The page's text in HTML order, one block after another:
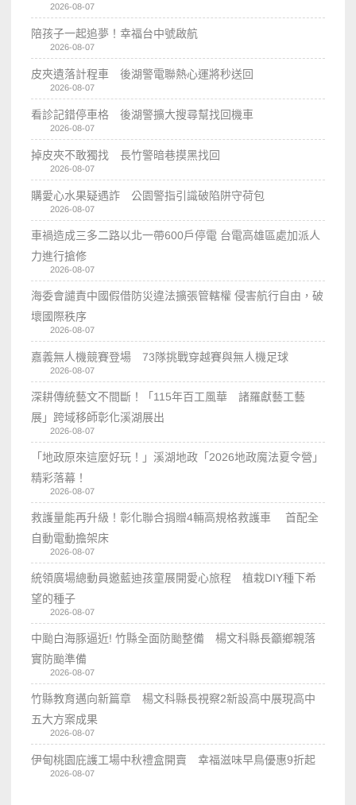
2026-08-07
陪孩子一起追夢！幸福台中號啟航
2026-08-07
皮夾遺落計程車 後湖警電聯熱心運將秒送回
2026-08-07
看診記錯停車格 後湖警擴大搜尋幫找回機車
2026-08-07
掉皮夾不敢獨找 長竹警暗巷摸黑找回
2026-08-07
購愛心水果疑遇詐 公園警指引識破陷阱守荷包
2026-08-07
車禍造成三多二路以北一帶600戶停電 台電高雄區處加派人
力進行搶修
2026-08-07
海委會譴責中國假借防災違法擴張管轄權 侵害航行自由，破
壞國際秩序
2026-08-07
嘉義無人機競賽登場 73隊挑戰穿越賽與無人機足球
2026-08-07
深耕傳統藝文不間斷！「115年百工風華 諸羅獻藝工藝
展」跨域移師彰化溪湖展出
2026-08-07
「地政原來這麼好玩！」溪湖地政「2026地政魔法夏令營」
精彩落幕！
2026-08-07
救護量能再升級！彰化聯合捐贈4輛高規格救護車 首配全
自動電動擔架床
2026-08-07
統領廣場總動員邀藍迪孩童展開愛心旅程 植栽DIY種下希
望的種子
2026-08-07
中颱白海豚逼近! 竹縣全面防颱整備 楊文科縣長籲鄉親落
實防颱準備
2026-08-07
竹縣教育邁向新篇章 楊文科縣長視察2新設高中展現高中
五大方案成果
2026-08-07
伊甸桃園庇護工場中秋禮盒開賣 幸福滋味早鳥優惠9折起
2026-08-07